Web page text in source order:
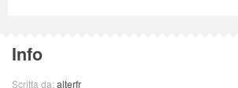
Info
Scritta da:alterfr